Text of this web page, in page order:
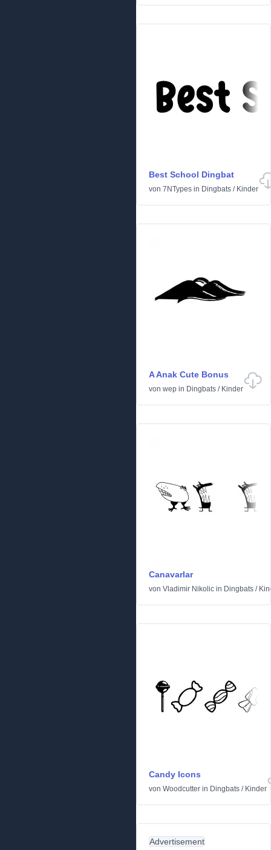
Best School Dingbat
von 7NTypes in Dingbats / Kinder
A Anak Cute Bonus
von wep in Dingbats / Kinder
Canavarlar
von Vladimir Nikolic in Dingbats /
Candy Icons
von Woodcutter in Dingbats / Kinder
Advertisement